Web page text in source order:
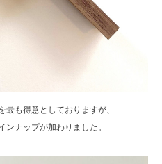
も得意としておりますが、
ンナップが加わりました。